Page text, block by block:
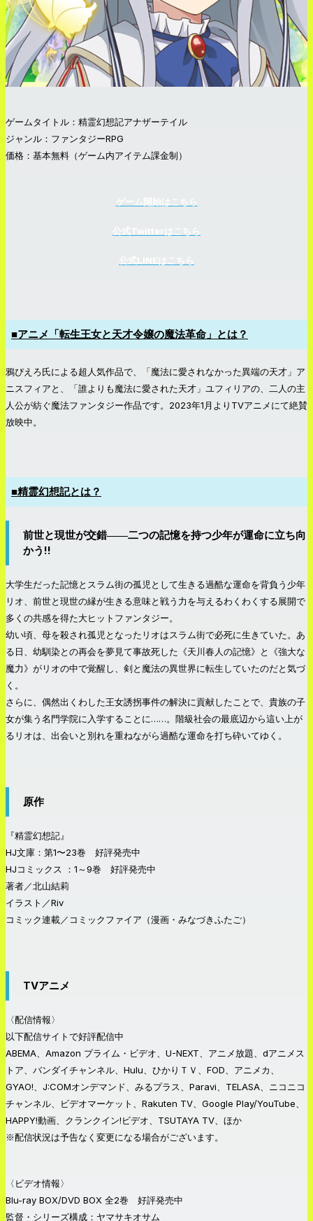
ゲームタイトル：精霊幻想記アナザーテイル
ジャンル：ファンタジーRPG
価格：基本無料（ゲーム内アイテム課金制）
■アニメ「転生王女と天才令嬢の魔法革命」とは？
鴉ぴえろ氏による超人気作品で、「魔法に愛されなかった異端の天才」ア
ニスフィアと、「誰よりも魔法に愛された天才」ユフィリアの、二人の主
人公が紡ぐ魔法ファンタジー作品です。2023年1月よりTVアニメにて絶賛
放映中。
■精霊幻想記とは？
前世と現世が交錯――二つの記憶を持つ少年が運命に立ち向
かう!!
大学生だった記憶とスラム街の孤児として生きる過酷な運命を背負う少年
リオ、前世と現世の縁が生きる意味と戦う力を与えるわくわくする展開で
多くの共感を得た大ヒットファンタジー。
幼い頃、母を殺され孤児となったリオはスラム街で必死に生きていた。あ
る日、幼馴染との再会を夢見て事故死した《天川春人の記憶》と《強大な
魔力》がリオの中で覚醒し、剣と魔法の異世界に転生していたのだと気づ
く。
さらに、偶然出くわした王女誘拐事件の解決に貢献したことで、貴族の子
女が集う名門学院に入学することに……。階級社会の最底辺から這い上が
るリオは、出会いと別れを重ねながら過酷な運命を打ち砕いてゆく。
原作
『精霊幻想記』
HJ文庫：第1〜23巻 好評発売中
HJコミックス ：1～9巻 好評発売中
著者／北山結莉
イラスト／Riv
コミック連載／コミックファイア（漫画・みなづきふたご）
TVアニメ
〈配信情報〉
以下配信サイトで好評配信中
ABEMA、Amazon プライム・ビデオ、U-NEXT、アニメ放題、dアニメス
トア、バンダイチャンネル、Hulu、ひかりＴＶ、FOD、アニメカ、
GYAO!、J:COMオンデマンド、みるプラス、Paravi、TELASA、ニコニコ
チャンネル、ビデオマーケット、Rakuten TV、Google Play/YouTube、
HAPPY!動画、クランクイン!ビデオ、TSUTAYA TV、ほか
※配信状況は予告なく変更になる場合がございます。
〈ビデオ情報〉
Blu-ray BOX/DVD BOX 全2巻 好評発売中
監督・シリーズ構成：ヤマサキオサム